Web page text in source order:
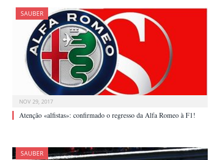
SAUBER
NOV 29, 2017
Atenção «alfistas»: confirmado o regresso da Alfa Romeo à F1!
SAUBER